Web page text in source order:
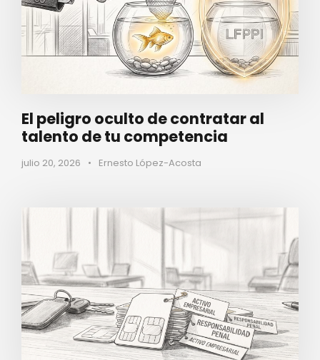
El peligro oculto de contratar al
talento de tu competencia
julio 20, 2026 • Ernesto López-Acosta